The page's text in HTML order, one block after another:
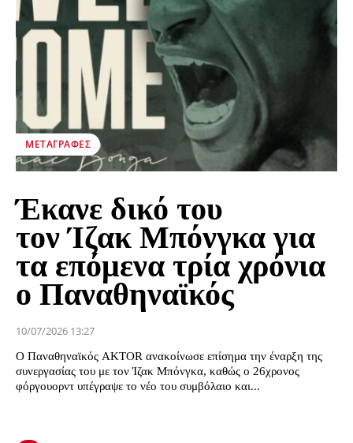
ΜΕΤΑΓΡΑΦΈΣ
Έκανε δικό του
τον Ίζακ Μπόνγκα για
τα επόμενα τρία χρόνια
ο Παναθηναϊκός
10/07/2026 13:27
Ο Παναθηναϊκός AKTOR ανακοίνωσε επίσημα την έναρξη της
συνεργασίας του με τον Ίζακ Μπόνγκα, καθώς ο 26χρονος
φόργουορντ υπέγραψε το νέο του συμβόλαιο και...